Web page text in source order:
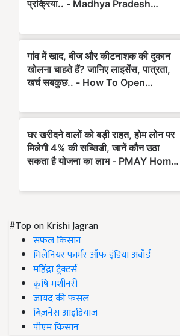
#Top on Krishi Jagran
सफल किसान
मिलेनियर फार्मर ऑफ इंडिया अवॉर्ड
महिंद्रा ट्रैक्टर्स
कृषि मशीनरी
जायद की फसल
बिज़नेस आइडियाज
पीएम किसान